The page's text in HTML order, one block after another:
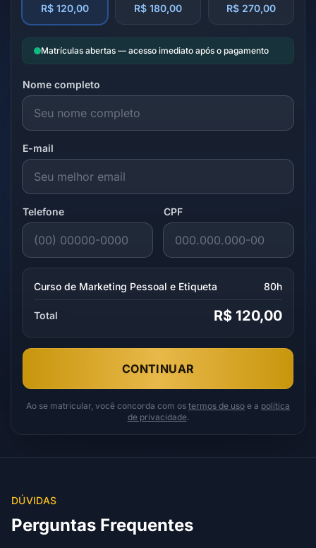
R$ 120,00 R$ 180,00 R$ 270,00
Matrículas abertas — acesso imediato após o pagamento
Nome completo
E-mail
Telefone CPF
Curso de Marketing Pessoal e Etiqueta 80h
Total R$ 120,00
CONTINUAR
Ao se matricular, você concorda com os termos de uso e a política
de privacidade.
DÚVIDAS
Perguntas Frequentes